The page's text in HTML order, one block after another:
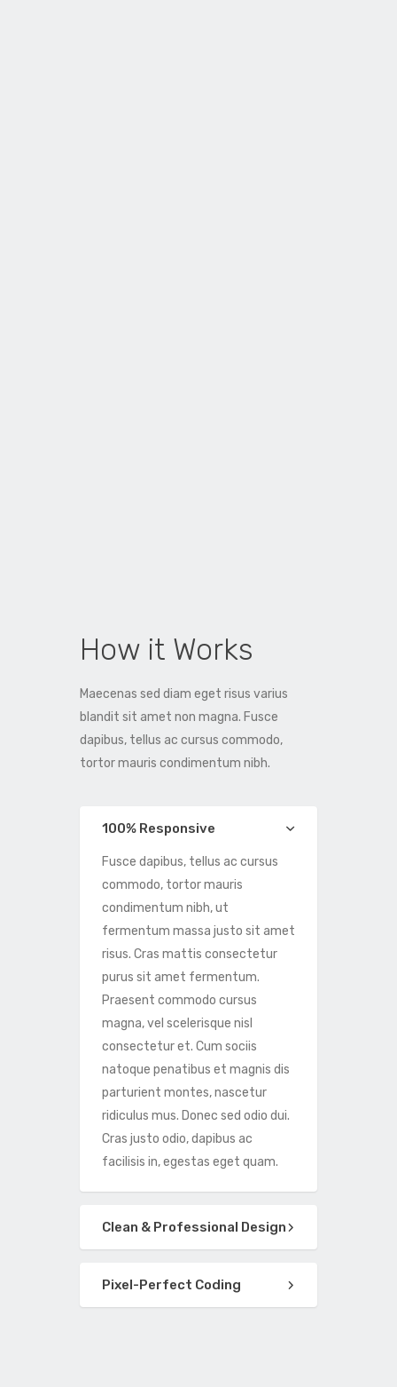
How it Works
Maecenas sed diam eget risus varius
blandit sit amet non magna. Fusce
dapibus, tellus ac cursus commodo,
tortor mauris condimentum nibh.
100% Responsive
Fusce dapibus, tellus ac cursus
commodo, tortor mauris
condimentum nibh, ut
fermentum massa justo sit amet
risus. Cras mattis consectetur
purus sit amet fermentum.
Praesent commodo cursus
magna, vel scelerisque nisl
consectetur et. Cum sociis
natoque penatibus et magnis dis
parturient montes, nascetur
ridiculus mus. Donec sed odio dui.
Cras justo odio, dapibus ac
facilisis in, egestas eget quam.
Clean & Professional Design
Pixel-Perfect Coding